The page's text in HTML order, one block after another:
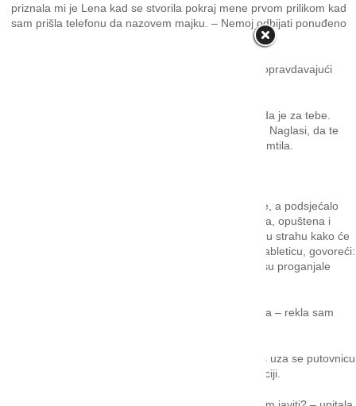
priznala mi je Lena kad se stvorila pokraj mene prvom prilikom kad
sam prišla telefonu da nazovem majku. – Nemoj odbijati ponuđeno
piće, jer time vrijeđaš goste – uskoro me upozorila.
– Ali, meni će biti zlo od tih jakih pića – rekla sam, opravdavajući
– Nećeš biti pijana od pića koje poručiš naglasivši da je za tebe.
Pijane cure nam ne bi dobro došle pa me poslušaj. Naglasi, da te
gost časti – izgovorila je riječ po riječ, a ja sam upamtila.
Kad sam iste večeri popila posebno spravljeno piće, a podsjećalo
me na čaj, osjećala sam se kao da sam nova osoba, opuštena i
nasmijana. Kad nisam mogla zaspati, razmišljajući u strahu kako će
sve ovo završiti, Lena mi je davala po jednu sitnu tableticu, govoreći:
“Spavat ćeš kao novorođenče!” I doista me više nisu proganjale
– Moram majci napisati pismo da ne bude zabrinuta – rekla sam
– Još je prerano za takve stvari! Osim toga, nemaš uza se putovnicu
jer je u upravi, a bez isprava možeš završiti na policiji.